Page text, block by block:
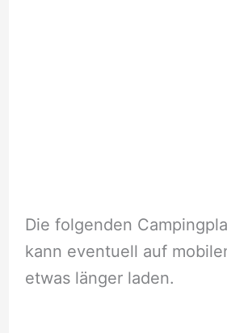
Die folgenden
kann eventuell auf
etwas länger laden.